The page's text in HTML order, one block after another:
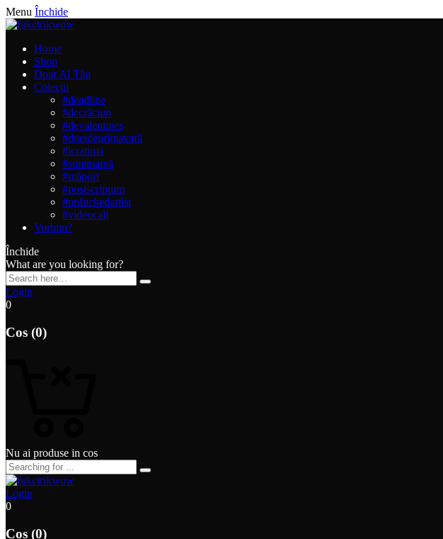
Menu Închide
Home
Shop
Doar Al Tău
Colecții
#deadline
#decrăciun
#devalentines
#duetdeprimavară
#icratimă
#suntmamă
#măport
#postscriptum
#unfuckedartist
#videocall
Vorbim?
Închide
What are you looking for?
Login
0
Cos (0)
Nu ai produse in cos
Login
0
Cos (0)